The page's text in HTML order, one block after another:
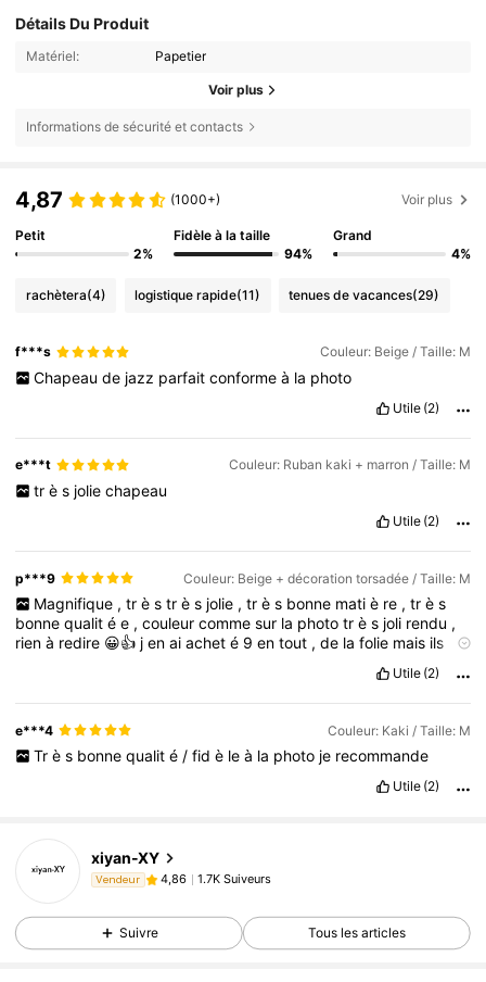
Détails Du Produit
Matériel: Papetier
Voir plus
Informations de sécurité et contacts
4,87 (1000+) Voir plus
Petit
2%
Fidèle à la taille
94%
Grand
4%
rachètera(4) logistique rapide(11) tenues de vacances(29)
f***s Couleur: Beige / Taille: M
Chapeau de jazz parfait conforme à la photo
Utile (2)
e***t Couleur: Ruban kaki + marron / Taille: M
tr è s jolie chapeau
Utile (2)
p***9 Couleur: Beige + décoration torsadée / Taille: M
Magnifique , tr è s tr è s jolie , tr è s bonne mati è re , tr è s
bonnequalitée ,couleurcommesur la phototrès joli rendu ,
rienà redire 😀👍 jenaiacheté 9entout ,de lafolie mais ils
Utile (2)
e***4 Couleur: Kaki / Taille: M
Tr è s bonne qualit é / fid è le à la photo je recommande
Utile (2)
xiyan-XY
Vendeur 4,86 1.7K Suiveurs
Suivre Tous les articles